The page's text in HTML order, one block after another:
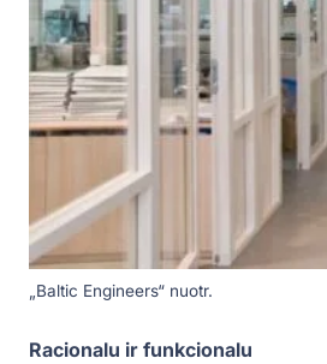
„Baltic Engineers“ nuotr.
Racionalu ir funkcionalu